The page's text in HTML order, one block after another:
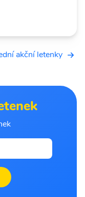
akční letenky